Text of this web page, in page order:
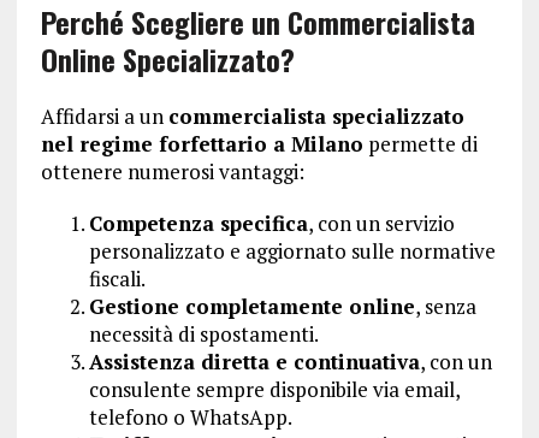
Perché Scegliere un Commercialista
Online Specializzato?
Affidarsi a un commercialista specializzato
nel regime forfettario a Milano permette di
ottenere numerosi vantaggi:
Competenza specifica, con un servizio
personalizzato e aggiornato sulle normative
fiscali.
Gestione completamente online, senza
necessità di spostamenti.
Assistenza diretta e continuativa, con un
consulente sempre disponibile via email,
telefono o WhatsApp.